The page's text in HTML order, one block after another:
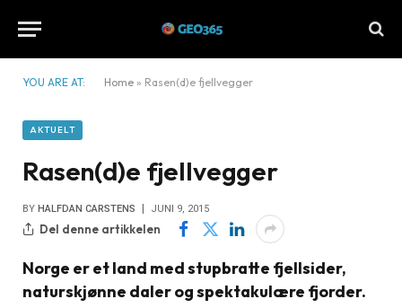
YOU ARE AT: Home » Rasen(d)e fjellvegger
AKTUELT
Rasen(d)e fjellvegger
BY HALFDAN CARSTENS JUNI 9, 2015
Del denne artikkelen
Norge er et land med stupbratte fjellsider,
naturskjønne daler og spektakulære fjorder.